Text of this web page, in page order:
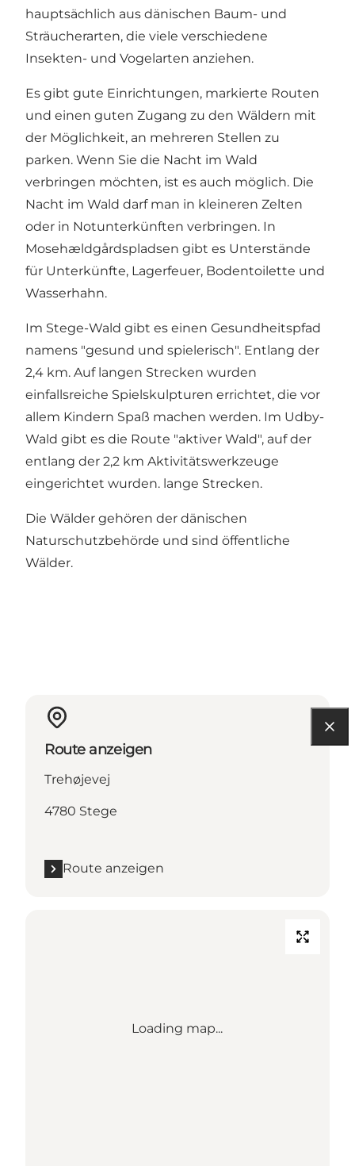
hauptsächlich aus dänischen Baum- und
Sträucherarten, die viele verschiedene
Insekten- und Vogelarten anziehen.
Es gibt gute Einrichtungen, markierte Routen
und einen guten Zugang zu den Wäldern mit
der Möglichkeit, an mehreren Stellen zu
parken. Wenn Sie die Nacht im Wald
verbringen möchten, ist es auch möglich. Die
Nacht im Wald darf man in kleineren Zelten
oder in Notunterkünften verbringen. In
Mosehældgårdspladsen gibt es Unterstände
für Unterkünfte, Lagerfeuer, Bodentoilette und
Wasserhahn.
Im Stege-Wald gibt es einen Gesundheitspfad
namens "gesund und spielerisch". Entlang der
2,4 km. Auf langen Strecken wurden
einfallsreiche Spielskulpturen errichtet, die vor
allem Kindern Spaß machen werden. Im Udby-
Wald gibt es die Route "aktiver Wald", auf der
entlang der 2,2 km Aktivitätswerkzeuge
eingerichtet wurden. lange Strecken.
Die Wälder gehören der dänischen
Naturschutzbehörde und sind öffentliche
Wälder.
Route anzeigen
Trehøjevej
4780 Stege
Route anzeigen
Loading map...